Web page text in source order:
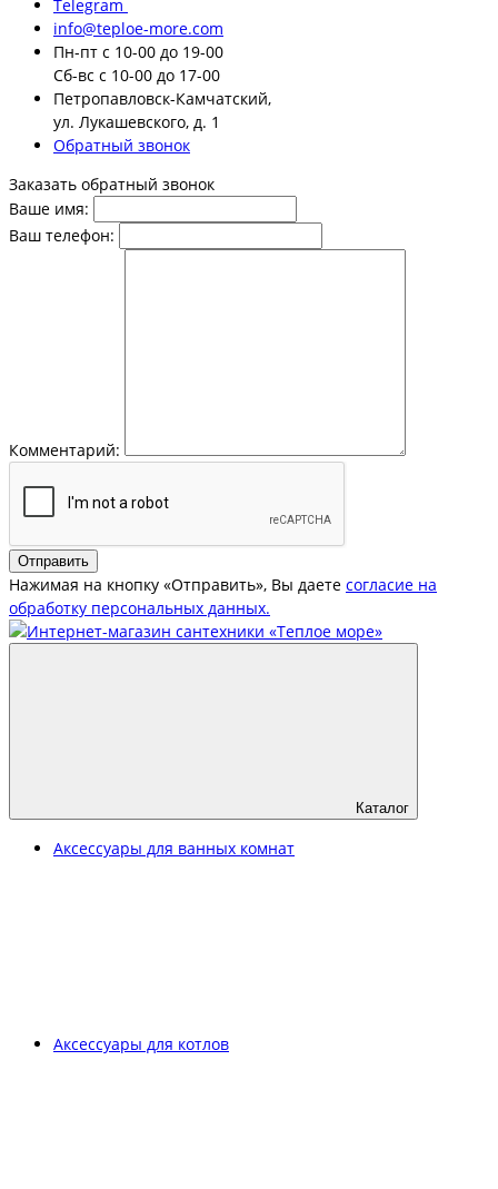
Telegram
info@teploe-more.com
Пн-пт с 10-00 до 19-00
Сб-вс с 10-00 до 17-00
Петропавловск-Камчатский,
ул. Лукашевского, д. 1
Обратный звонок
Заказать обратный звонок
Ваше имя:
Ваш телефон:
Комментарий:
Отправить
Нажимая на кнопку «Отправить», Вы даете согласие на
обработку персональных данных.
Каталог
Аксессуары для ванных комнат
Аксессуары для котлов